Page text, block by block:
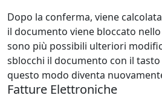
Dopo la conferma, viene
il documento viene bloccato
sono più possibili ulteriori
sblocchi il documento con il
questo modo diventa
Fatture Elettroniche